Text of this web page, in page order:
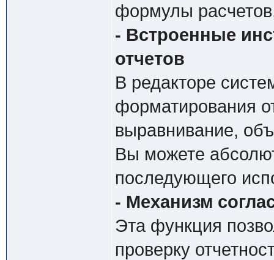
формулы
- Встроенные
отчетов
В редакторе
форматирования
выравнивание,
Вы можете
последующего
- Механизм
Эта функция
проверку